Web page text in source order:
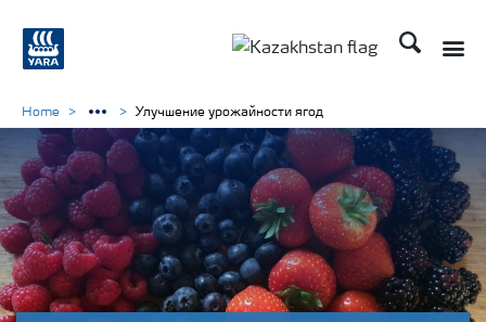
Поиск
Home Улучшение урожайности ягод